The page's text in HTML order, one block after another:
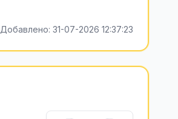
Добавлено: 31-07-2026 12:37:23